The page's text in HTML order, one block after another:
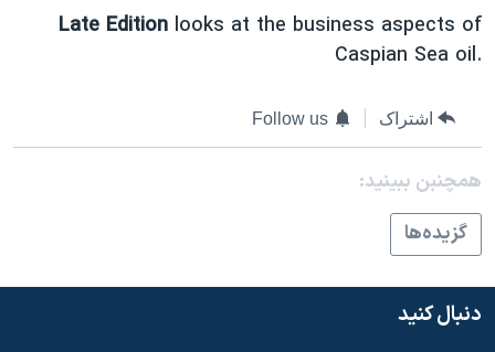
اسرائیل در جنگ
نرگس محمدی برنده جایزه نوبل صلح
صفحه‌های ویژه
سفر پرزیدنت ترامپ به چین
Late Edition looks at the business aspects of
Caspian Sea oil.
اشتراک Follow us
همچنبن ببینید:
گزيده‌ها
دنبال کنید